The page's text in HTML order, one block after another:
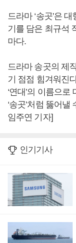
드라마 ‘송곳’은
기를 담은 최규석
마다.
드라마 송곳의 제
기 점점 힘겨워진
‘연대’의 이름으
‘송곳’처럼 뚫어
임주연 기자]
인기기사